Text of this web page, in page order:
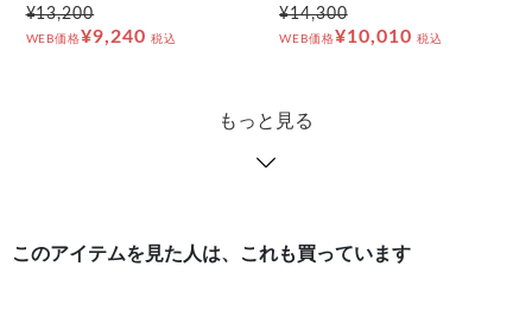
¥13,200
WEB価格¥9,240 税込
¥14,300
WEB価格¥10,010 税込
もっと見る
このアイテムを見た人は、これも買っています